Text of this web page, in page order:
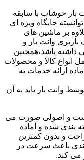
بار خوشاب با سابقه
جایگاه ویژه ای
بر ماشین های
وانت بار و
داشته باشد،همچنین
انواع کالا و محصولات
ارائه خدمات به
وانت بار باید به آن
درست و اصولی صورت می
بندی شده و آماده
و بدون کمترین
باعث سرعت در
می کند.